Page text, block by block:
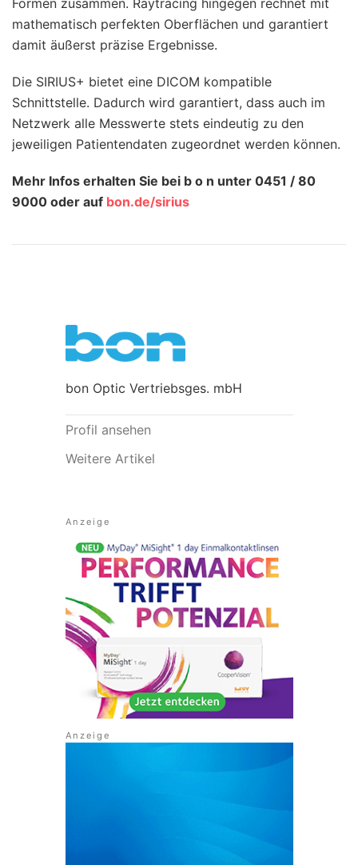
mathematisch perfekten Oberflächen und garantiert
damit äußerst präzise Ergebnisse.
Die SIRIUS+ bietet eine DICOM kompatible
Schnittstelle. Dadurch wird garantiert, dass auch im
Netzwerk alle Messwerte stets eindeutig zu den
jeweiligen Patientendaten zugeordnet werden können.
Mehr Infos erhalten Sie bei b o n unter 0451 / 80
9000 oder auf bon.de/sirius
bon Optic Vertriebsges. mbH
Profil ansehen
Weitere Artikel